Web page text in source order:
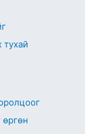
тухай
өргөн